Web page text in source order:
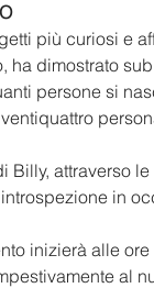
più curiosi e
ha dimostrato
persone si
Billy, attraverso
in
inizierà alle
al